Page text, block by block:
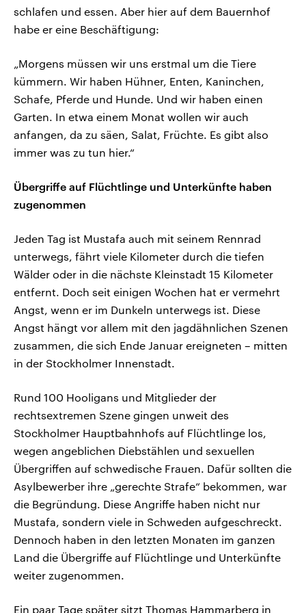
schlafen und essen. Aber hier auf dem Bauernhof
habe er eine Beschäftigung:
„Morgens müssen wir uns erstmal um die Tiere
kümmern. Wir haben Hühner, Enten, Kaninchen,
Schafe, Pferde und Hunde. Und wir haben einen
Garten. In etwa einem Monat wollen wir auch
anfangen, da zu säen, Salat, Früchte. Es gibt also
immer was zu tun hier.“
Übergriffe auf Flüchtlinge und Unterkünfte haben
zugenommen
Jeden Tag ist Mustafa auch mit seinem Rennrad
unterwegs, fährt viele Kilometer durch die tiefen
Wälder oder in die nächste Kleinstadt 15 Kilometer
entfernt. Doch seit einigen Wochen hat er vermehrt
Angst, wenn er im Dunkeln unterwegs ist. Diese
Angst hängt vor allem mit den jagdähnlichen Szenen
zusammen, die sich Ende Januar ereigneten – mitten
in der Stockholmer Innenstadt.
Rund 100 Hooligans und Mitglieder der
rechtsextremen Szene gingen unweit des
Stockholmer Hauptbahnhofs auf Flüchtlinge los,
wegen angeblichen Diebstählen und sexuellen
Übergriffen auf schwedische Frauen. Dafür sollten die
Asylbewerber ihre „gerechte Strafe“ bekommen, war
die Begründung. Diese Angriffe haben nicht nur
Mustafa, sondern viele in Schweden aufgeschreckt.
Dennoch haben in den letzten Monaten im ganzen
Land die Übergriffe auf Flüchtlinge und Unterkünfte
weiter zugenommen.
Ein paar Tage später sitzt Thomas Hammarberg in